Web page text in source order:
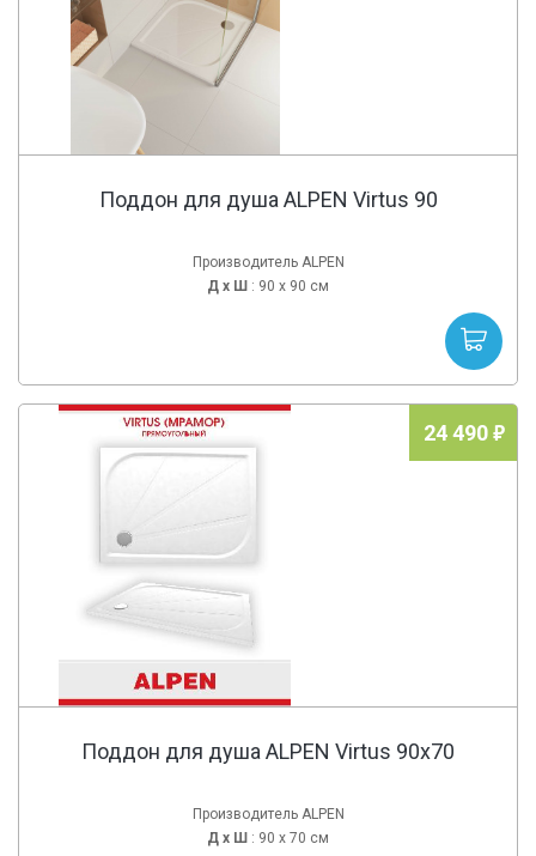
Поддон для душа ALPEN Virtus 90
Производитель ALPEN
Д х Ш : 90 x 90 см
24 490
Поддон для душа ALPEN Virtus 90x70
Производитель ALPEN
Д х Ш : 90 x 70 см